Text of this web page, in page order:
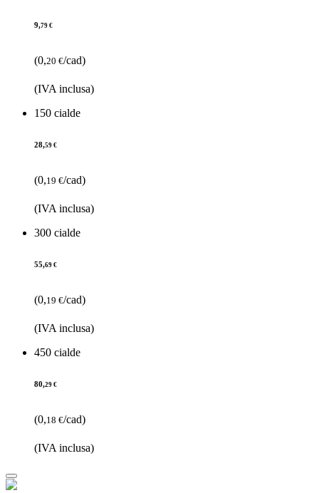
9,79 €
(0,20 €/cad)
(IVA inclusa)
150 cialde
28,59 €
(0,19 €/cad)
(IVA inclusa)
300 cialde
55,69 €
(0,19 €/cad)
(IVA inclusa)
450 cialde
80,29 €
(0,18 €/cad)
(IVA inclusa)